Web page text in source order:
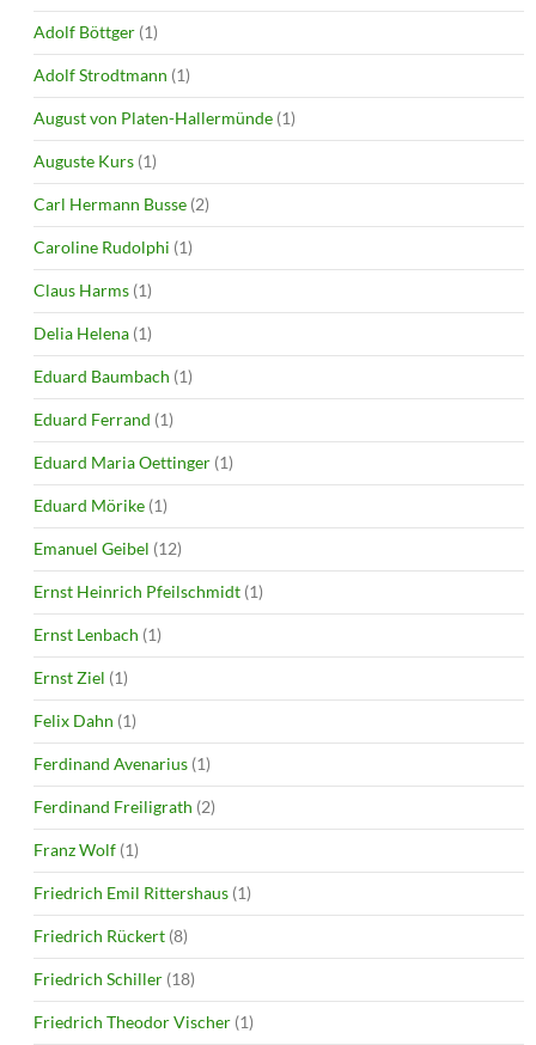
Adolf Böttger (1)
Adolf Strodtmann (1)
August von Platen-Hallermünde (1)
Auguste Kurs (1)
Carl Hermann Busse (2)
Caroline Rudolphi (1)
Claus Harms (1)
Delia Helena (1)
Eduard Baumbach (1)
Eduard Ferrand (1)
Eduard Maria Oettinger (1)
Eduard Mörike (1)
Emanuel Geibel (12)
Ernst Heinrich Pfeilschmidt (1)
Ernst Lenbach (1)
Ernst Ziel (1)
Felix Dahn (1)
Ferdinand Avenarius (1)
Ferdinand Freiligrath (2)
Franz Wolf (1)
Friedrich Emil Rittershaus (1)
Friedrich Rückert (8)
Friedrich Schiller (18)
Friedrich Theodor Vischer (1)